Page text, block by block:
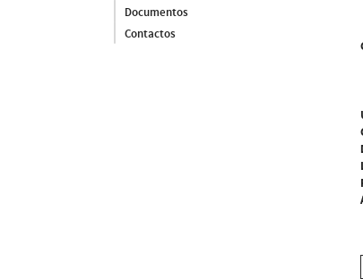
Documentos
Contactos